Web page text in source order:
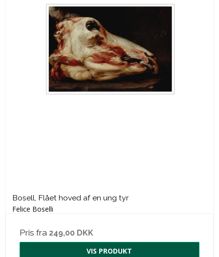
Bosell, Flået hoved af en ung tyr
Felice Boselli
Pris fra 249,00 DKK
VIS PRODUKT